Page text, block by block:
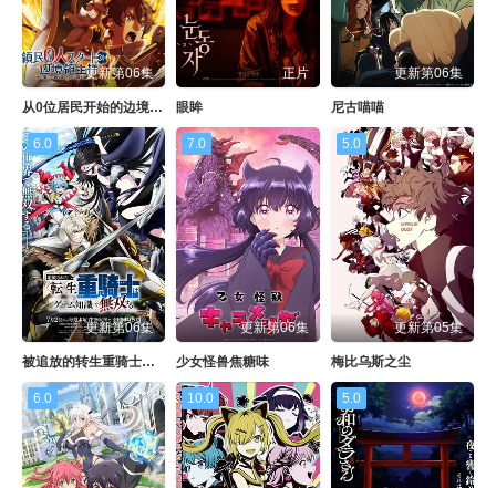
更新第06集
从0位居民开始的边境领主大人
正片
眼眸
更新第06集
尼古喵喵
6.0
更新第06集
被追放的转生重骑士用游戏知识开无双
7.0
更新第06集
少女怪兽焦糖味
5.0
更新第05集
梅比乌斯之尘
6.0 10.0 5.0